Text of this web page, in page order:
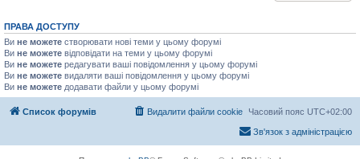
ПРАВА ДОСТУПУ
Ви не можете створювати нові теми у цьому форумі
Ви не можете відповідати на теми у цьому форумі
Ви не можете редагувати ваші повідомлення у цьому форумі
Ви не можете видаляти ваші повідомлення у цьому форумі
Ви не можете додавати файли у цьому форумі
Список форумів Часовий пояс UTC+02:00
Видалити файли cookie
Зв'язок з адміністрацією